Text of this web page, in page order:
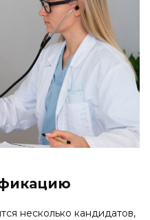
несколько кандидатов,